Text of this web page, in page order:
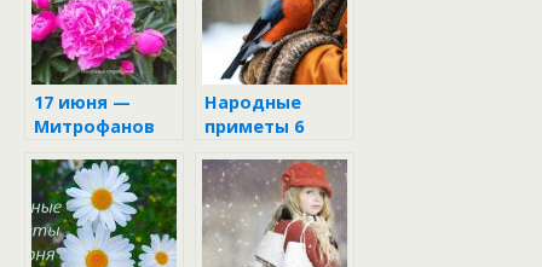
17 июня —
Митрофанов
народном
календаре
Народные
приметы 6